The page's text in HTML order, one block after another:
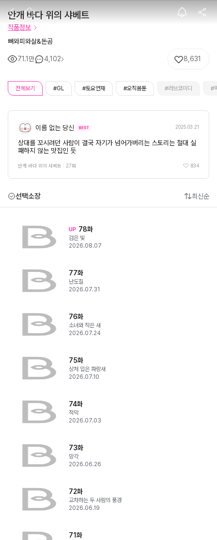
안개 바다 위의 샤
안개 바다 위의 샤베트
작품정보
뼈와피와살&돈곰
71.1만 4,102 8,631
전체보기 #GL #토요연재 #오직봄툰 #러브코미디 #
이름 없는 당신 2025.03.21
상대를 꼬시려던 사람이 결국 자기가 넘어가버리는 스토리는 절대 실
패하지 않는 맛집인 듯
안개 바다 위의 샤베트 : 27화 834
선택소장 최신순
78화
검은 빛
2026.08.07
77화
난도질
2026.07.31
76화
소녀와 작은 새
2026.07.24
75화
상처 입은 파랑새
2026.07.10
74화
적막
2026.07.03
73화
망각
2026.06.26
72화
교차하는 두 사람의 풍경
2026.06.19
71화